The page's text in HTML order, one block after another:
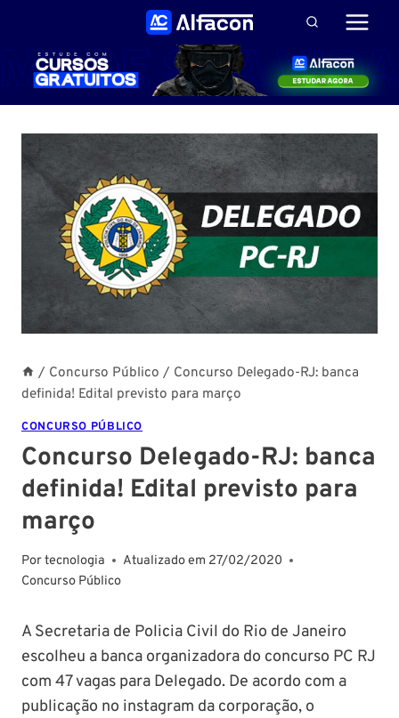
Conteúdo
/ Concurso Público / Concurso Delegado-RJ: banca
definida! Edital previsto para março
CONCURSO PÚBLICO
Concurso Delegado-RJ: banca
definida! Edital previsto para
março
Portecnologia Atualizado em 27/02/2020
Concurso Público
A Secretaria de Policia Civil do Rio de Janeiro
escolheu a banca organizadora do concurso PC RJ
com 47 vagas para Delegado. De acordo com a
publicação no instagram da corporação, o